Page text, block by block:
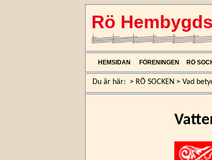
Rö
HEMSIDAN FÖRENINGEN RÖ
Du är här: > RÖ SOCKEN > Vad